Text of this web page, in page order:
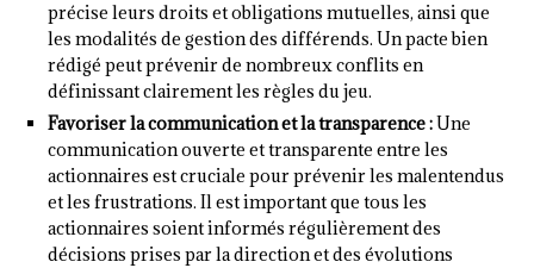
précise leurs droits et obligations mutuelles, ainsi que
les modalités de gestion des différends. Un pacte bien
rédigé peut prévenir de nombreux conflits en
définissant clairement les règles du jeu.
Favoriser la communication et la transparence :Une
communication ouverte et transparente entre les
actionnaires est cruciale pour prévenir les malentendus
et les frustrations. Il est important que tous les
actionnaires soient informés régulièrement des
décisions prises par la direction et des évolutions